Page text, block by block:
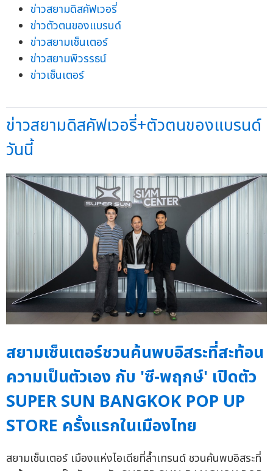
ข่าวสยามดิสคัฟเวอรี่
ข่าวตัวตนของแบรนด์
ข่าวสยามเซ็นเตอร์
ข่าวสยามพิวรรธน์
ข่าวเซ็นเตอร์
ข่าวสยามดิสคัฟเวอรี่+ตัวตนของแบรนด์
วันนี้
สยามเซ็นเตอร์ชวนค้นพบอิสระที่สะท้อน
ความเป็นตัวเอง กับ 'ซี-พฤกษ์' เปิดตัว
SUPER SUN BANGKOK POP UP
STORE ครั้งแรกในเมืองไทย
สยามเซ็นเตอร์ เมืองแห่งไอเดียที่ล้ำเทรนด์ ชวนค้นพบอิสระที่